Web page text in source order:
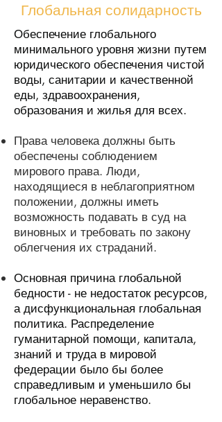
Глобальная солидарность
Обеспечение глобального
минимального уровня жизни путем
юридического обеспечения чистой
воды, санитарии и качественной
еды, здравоохранения,
образования и жилья для всех.
Права человека должны быть
обеспечены соблюдением
мирового права. Люди,
находящиеся в неблагоприятном
положении, должны иметь
возможность подавать в суд на
виновных и требовать по закону
облегчения их страданий.
Основная причина глобальной
бедности - не недостаток ресурсов,
а дисфункциональная глобальная
политика. Распределение
гуманитарной помощи, капитала,
знаний и труда в мировой
федерации было бы более
справедливым и уменьшило бы
глобальное неравенство.